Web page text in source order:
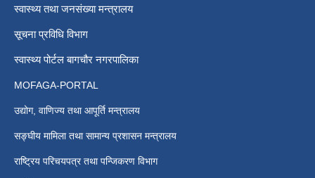
स्वास्थ्य तथा जनसंख्या मन्त्रालय
सूचना प्रविधि विभाग
स्वास्थ्य पोर्टल बागचौर नगरपालिका
MOFAGA-PORTAL
उद्योग, वाणिज्य तथा आपूर्ति मन्त्रालय
सङ्घीय मामिला तथा सामान्य प्रशासन मन्त्रालय
राष्ट्रिय परिचयपत्र तथा पन्जिकरण विभाग